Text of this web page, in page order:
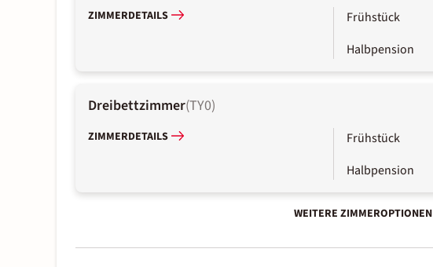
ZIMMERDETAILS Frühstück
Halbpension
Dreibettzimmer(TY0)
ZIMMERDETAILS Frühstück
Halbpension
WEITERE ZIMMEROPTIONEN